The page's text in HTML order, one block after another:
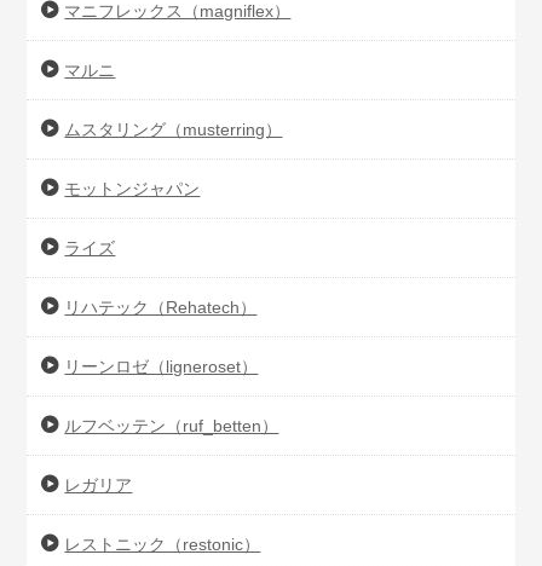
マニフレックス（magniflex）
マルニ
ムスタリング（musterring）
モットンジャパン
ライズ
リハテック（Rehatech）
リーンロゼ（ligneroset）
ルフベッテン（ruf_betten）
レガリア
レストニック（restonic）